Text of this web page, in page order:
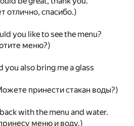
отлично, спасибо.)
you like to see the menu?
меню?)
you also bring me a glass
принести стакан воды?)
with the menu and water.
меню и воду.)